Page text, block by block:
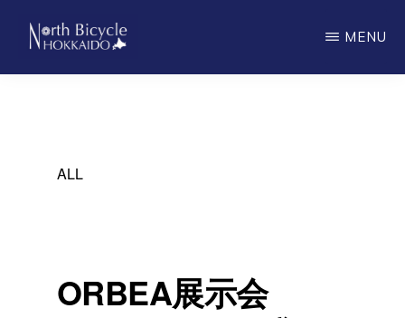
main
ノ
MENU
ALL
ORBEA展示会